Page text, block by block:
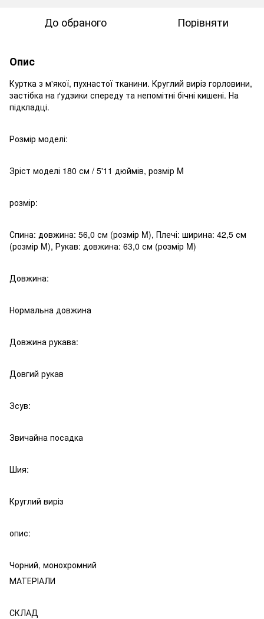
До обраного Порівняти
Опис
Куртка з м'якої, пухнастої тканини. Круглий виріз горловини,
застібка на ґудзики спереду та непомітні бічні кишені. На
підкладці.
Розмір моделі:
Зріст моделі 180 см / 5'11 дюймів, розмір M
розмір:
Спина: довжина: 56,0 см (розмір M), Плечі: ширина: 42,5 см
(розмір M), Рукав: довжина: 63,0 см (розмір M)
Довжина:
Нормальна довжина
Довжина рукава:
Довгий рукав
Зсув:
Звичайна посадка
Шия:
Круглий виріз
опис:
Чорний, монохромний
МАТЕРІАЛИ
СКЛАД